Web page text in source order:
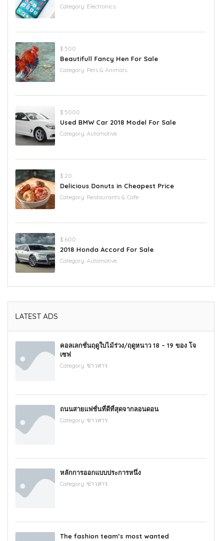
Category: Electronics
$ 500
Beautifull Fancy Hen For Sale
Category: Pets & Animals
$ 5000
Used BMW Car 2018 Model For Sale
Category: Automotive
$ 20
Delicious Donuts in Cheapest Price
Category: Restaurants & Cafe
$ 600
2018 Honda Accord For Sale
Category: Automotive
LATEST ADS
คอลเลกชั่นฤดูใบไม้ร่วง/ฤดูหนาว 18 – 19 ของ โจ
เซฟ
Category: ข่าวสาร
ถนนสายแฟชั่นที่ดีที่สุดจากลอนดอน
Category: ข่าวสาร
หลักการออกแบบประการหนึ่ง
Category: ข่าวสาร
The fashion team’s most wanted